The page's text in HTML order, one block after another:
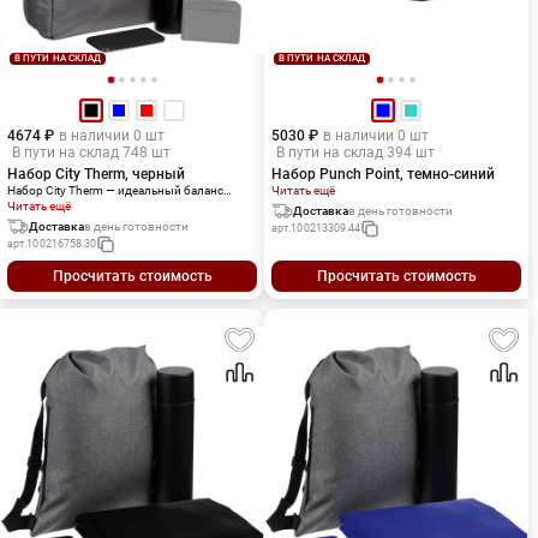
В ПУТИ НА СКЛАД
4674 ₽ в наличии 0 шт
В пути на склад 748 шт
Набор City Therm, черный
Набор City Therm — идеальный баланс
комфорта и мобильности. Все самое
необходимое для насыщенных городских
будней и небольших поездок.Объем
рюкзака 8 литров. Емкость бутылки 500
мл. Емкость аккумулятора 5 000 мАч.
Читать ещё
Доставкав день готовности
арт.100216758.30
Просчитать стоимость
В ПУТИ НА СКЛАД
5030 ₽ в наличии 0 шт
В пути на склад 394 шт
Набор Punch Point, темно-синий
Читать ещё
Доставкав день готовности
арт.100213309.44
Просчитать стоимость